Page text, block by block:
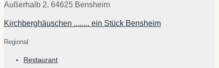
Außerhalb 2, 64625 Bensheim
Kirchberghäuschen ........ ein Stück Bensheim
Regional
Restaurant